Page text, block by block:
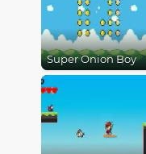
Super Onion Boy